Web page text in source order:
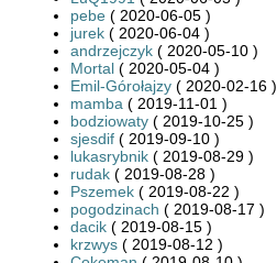
pebe ( 2020-06-05 )
jurek ( 2020-06-04 )
andrzejczyk ( 2020-05-10 )
Mortal ( 2020-05-04 )
Emil-Górołajzy ( 2020-02-16 )
mamba ( 2019-11-01 )
bodziowaty ( 2019-10-25 )
sjesdif ( 2019-09-10 )
lukasrybnik ( 2019-08-29 )
rudak ( 2019-08-28 )
Pszemek ( 2019-08-22 )
pogodzinach ( 2019-08-17 )
dacik ( 2019-08-15 )
krzwys ( 2019-08-12 )